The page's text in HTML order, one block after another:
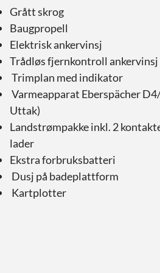
Grått skrog
Baugpropell
Elektrisk ankervinsj
Trådløs fjernkontroll ankervinsj
Trimplan med indikator
Varmeapparat Eberspächer
Uttak)
Landstrømpakke inkl. 2
lader
Ekstra forbruksbatteri
Dusj på badeplattform
Kartplotter